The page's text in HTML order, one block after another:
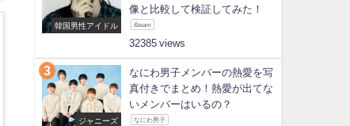
韓国男性アイドル
像と比較して検証してみた！
&team
32385
ジャニーズ
なにわ男子メンバーの熱愛を写
真付きでまとめ！熱愛が出てな
いメンバーはいるの？
なにわ男子